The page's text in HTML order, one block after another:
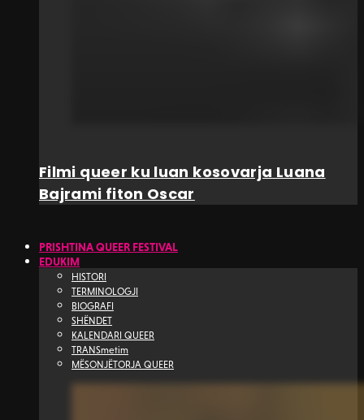
Filmi queer ku luan kosovarja Luana
Bajrami fiton Oscar
PRISHTINA QUEER FESTIVAL
EDUKIM
HISTORI
TERMINOLOGJI
BIOGRAFI
SHËNDET
KALENDARI QUEER
TRANSmetim
MËSONJËTORJA QUEER